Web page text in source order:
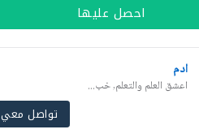
احصل عليها
ادم
اعشق العلم والتعلم, خب...
تواصل معي